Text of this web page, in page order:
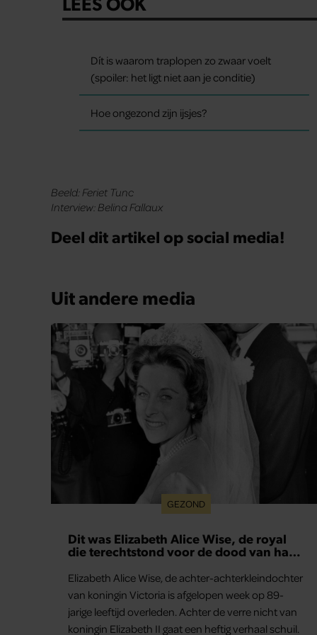
Dít is waarom traplopen zo zwaar voelt
(spoiler: het ligt niet aan je conditie)
Hoe ongezond zijn ijsjes?
Beeld: Feriet Tunc
Interview: Belina Fallaux
Deel dit artikel op social media!
Uit andere media
GEZOND
Dit was Elizabeth Alice Wise, de royal
die terechtstond voor de dood van haar
Elizabeth Alice Wise, de achter-achterkleindochter
van koningin Victoria is afgelopen week op 89-
jarige leeftijd overleden. Achter de verre nicht van
koningin Elizabeth II gaat een heftig verhaal schuil.